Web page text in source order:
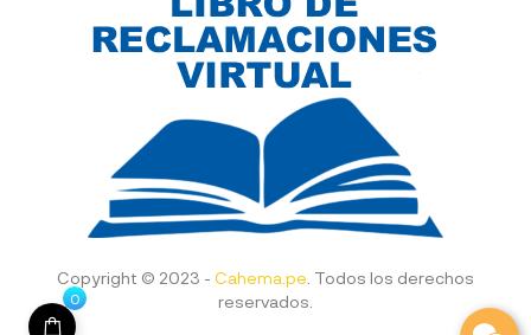
Copyright © 2023 - Cahema.pe . Todos los derechos
reservados.
0